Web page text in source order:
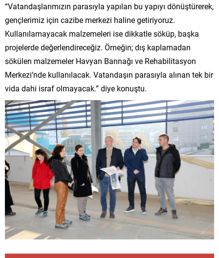
“Vatandaşlarımızın parasıyla yapılan bu yapıyı dönüştürerek,
gençlerimiz için cazibe merkezi haline getiriyoruz.
Kullanılamayacak malzemeleri ise dikkatle söküp, başka
projelerde değerlendireceğiz. Örneğin; dış kaplamadan
sökülen malzemeler Havyan Barınağı ve Rehabilitasyon
Merkezi’nde kullanılacak. Vatandaşın parasıyla alınan tek bir
vida dahi israf olmayacak.” diye konuştu.